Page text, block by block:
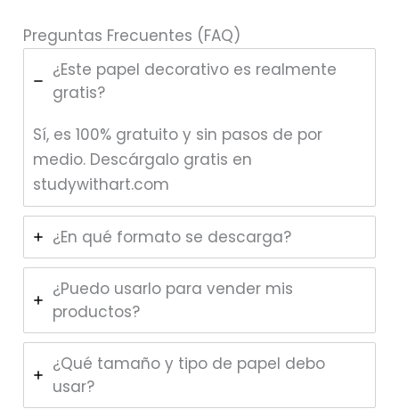
Preguntas Frecuentes (FAQ)
¿Este papel decorativo es realmente
gratis?
Sí, es 100% gratuito y sin pasos de por
medio. Descárgalo gratis en
studywithart.com
¿En qué formato se descarga?
¿Puedo usarlo para vender mis
productos?
¿Qué tamaño y tipo de papel debo
usar?